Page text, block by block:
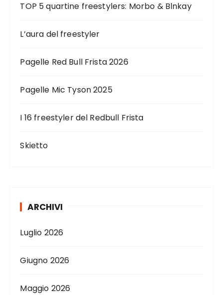
TOP 5 quartine freestylers: Morbo & Blnkay
L’aura del freestyler
Pagelle Red Bull Frista 2026
Pagelle Mic Tyson 2025
I 16 freestyler del Redbull Frista
Skietto
ARCHIVI
Luglio 2026
Giugno 2026
Maggio 2026